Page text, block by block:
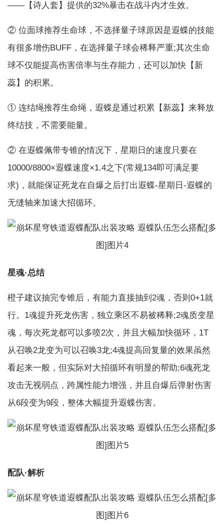
——【诗人套】提供的32%暴击在战斗内才生效。
② 位面球推荐生命球，不选择量子球原因是遐蝶的技能
有很多增伤BUFF，在选择量子球会稀释严重;其次生命
球不仅能提高伤害倍率与生存能力，还可以加快【新
蕊】的积累。
① 连结绳推荐生命绳，遐蝶是通过积累【新蕊】来释放
终结技，不需要能量。
② 在遐蝶佩带专锥的情况下，星期日的速度只要在
10000/8800×遐蝶速度×1.4之下(常规134即可满足要
求)，就能保证死龙在自爆之后打出遐蝶-星期日-遐蝶的
无缝轴来加速大招循环。
星魂·总结
橙子建议抽完专锥后，有能力直接抽到2魂，否则0+1就
行。1魂提升死龙伤害，独立乘区不易被稀释;2魂质变星
魂，每次死龙都可以多喷2次，并且大幅加快循环，1T
从召唤2龙变为可以召唤3龙;4魂提高回复量的效果虽然
看起来一般，但实际对大招循环有明显的帮助;6魂死龙
攻击无视弱点，跨属性能力增强，并且自爆后弹射伤害
从6段变为9段，整体大幅提升遐蝶伤害。
配队·解析